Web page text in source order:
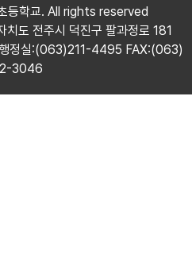
등학교. All rights reserved
도 전주시 덕진구 팔과정로 181
정실:(063)211-4495 FAX:(063)
3046